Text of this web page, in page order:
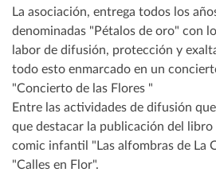
La asociación, entrega todos los
denominadas "Pétalos de oro" con
labor de difusión, protección y
todo esto enmarcado en un
"Concierto de las Flores "
Entre las actividades de difusión
que destacar la publicación del libro
comic infantil "Las alfombras de La
"Calles en Flor".